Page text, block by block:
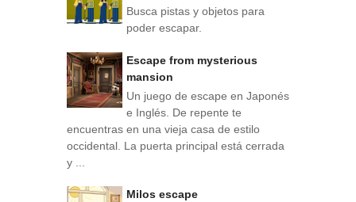
Busca pistas y objetos para
poder escapar.
Escape from mysterious
mansion
Un juego de escape en Japonés
e Inglés. De repente te
encuentras en una vieja casa de estilo
occidental. La puerta principal está cerrada
y ...
Milos escape